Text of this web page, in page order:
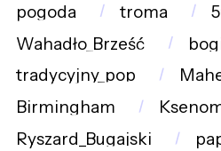
pogoda
troma
Wahadło_Brześć
tradycyjny_pop
Birmingham
Ryszard_Bugajski